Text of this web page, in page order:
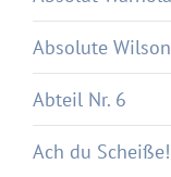
Absolute Wilson
Abteil Nr. 6
Ach du Scheiße!